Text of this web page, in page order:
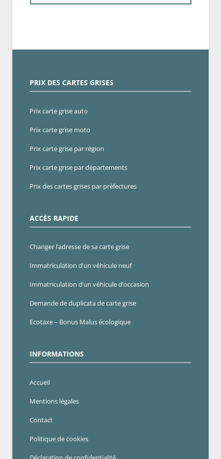
PRIX DES CARTES GRISES
Prix carte grise auto
Prix carte grise moto
Prix carte grise par région
Prix carte grise par départements
Prix des cartes grises par préfectures
ACCÈS RAPIDE
Changer l’adresse de sa carte grise
Immatriculation d’un véhicule neuf
Immatriculation d’un véhicule d’occasion
Demande de duplicata de carte grise
Ecotaxe – Bonus Malus écologique
INFORMATIONS
Accueil
Mentions légales
Contact
Politique de cookies